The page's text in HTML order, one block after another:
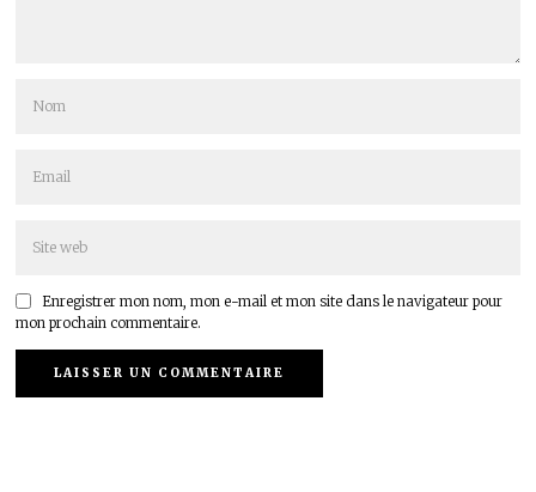
Enregistrer mon nom, mon e-mail et mon site dans le navigateur pour
mon prochain commentaire.